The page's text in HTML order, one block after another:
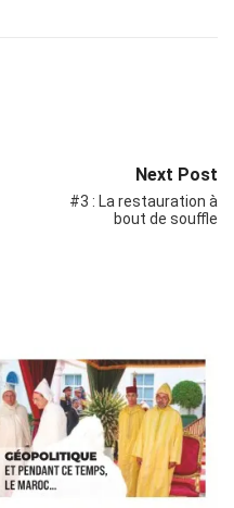
Next Post
#3 : La restauration à
bout de souffle